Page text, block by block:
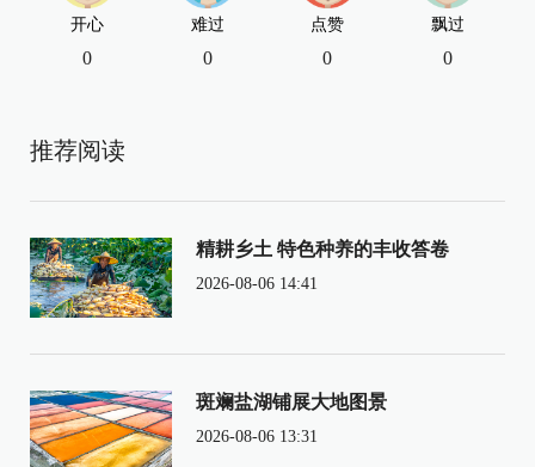
开心
0
难过
0
点赞
0
飘过
0
推荐阅读
精耕乡土 特色种养的丰收答卷
2026-08-06 14:41
斑斓盐湖铺展大地图景
2026-08-06 13:31